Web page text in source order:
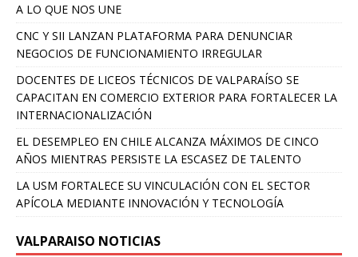
A LO QUE NOS UNE
CNC Y SII LANZAN PLATAFORMA PARA DENUNCIAR
NEGOCIOS DE FUNCIONAMIENTO IRREGULAR
DOCENTES DE LICEOS TÉCNICOS DE VALPARAÍSO SE
CAPACITAN EN COMERCIO EXTERIOR PARA FORTALECER LA
INTERNACIONALIZACIÓN
EL DESEMPLEO EN CHILE ALCANZA MÁXIMOS DE CINCO
AÑOS MIENTRAS PERSISTE LA ESCASEZ DE TALENTO
LA USM FORTALECE SU VINCULACIÓN CON EL SECTOR
APÍCOLA MEDIANTE INNOVACIÓN Y TECNOLOGÍA
VALPARAISO NOTICIAS